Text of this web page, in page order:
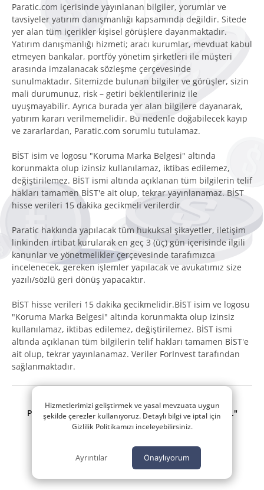
Paratic.com içerisinde yayınlanan bilgiler, yorumlar ve
tavsiyeler yatırım danışmanlığı kapsamında değildir. Sitede
yer alan tüm içerikler kişisel görüşlere dayanmaktadır.
Yatırım danışmanlığı hizmeti; aracı kurumlar, mevduat kabul
etmeyen bankalar, portföy yönetim şirketleri ile müşteri
arasında imzalanacak sözleşme çerçevesinde
sunulmaktadır. Sitemizde bulunan bilgiler ve görüşler, sizin
mali durumunuz, risk – getiri beklentileriniz ile
uyuşmayabilir. Ayrıca burada yer alan bilgilere dayanarak,
yatırım kararı verilmemelidir. Bu nedenle doğabilecek kayıp
ve zararlardan, Paratic.com sorumlu tutulamaz.
BİST isim ve logosu "Koruma Marka Belgesi" altında
korunmakta olup izinsiz kullanılamaz, iktibas edilemez,
değiştirilemez. BİST ismi altında açıklanan tüm bilgilerin telif
hakları tamamen BİST'e ait olup, tekrar yayınlanamaz. BİST
hisse verileri 15 dakika gecikmeli verilerdir
Paratic hakkında yapılacak tüm hukuksal şikayetler, iletişim
linkinden irtibat kurularak en geç 3 (üç) gün içerisinde ilgili
kanunlar ve yönetmelikler çerçevesinde tarafımızca
incelenecek, gereken işlemler yapılacak ve avukatımız size
yazılı/sözlü geri dönüş yapacaktır.
BİST hisse verileri 15 dakika gecikmelidir.BİST isim ve logosu
"Koruma Marka Belgesi" altında korunmakta olup izinsiz
kullanılamaz, iktibas edilemez, değiştirilemez. BİST ismi
altında açıklanan tüm bilgilerin telif hakları tamamen BİST'e
ait olup, tekrar yayınlanamaz. Veriler ForInvest tarafından
sağlanmaktadır.
© 2014 - 2026 Tüm hakları saklıdır.
Paratic.com, bir"RSS Interactive Bilişim Tic. Ltd. Şti."
iştirakidir.
Hizmetlerimizi geliştirmek ve yasal mevzuata uygun
şekilde çerezler kullanıyoruz. Detaylı bilgi ve iptal için
Gizlilik Politikamızı inceleyebilirsiniz.
Ayrıntılar Onaylıyorum